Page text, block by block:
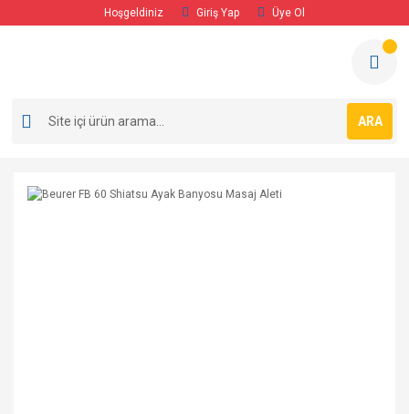
Hoşgeldiniz Giriş Yap Üye Ol
ARA